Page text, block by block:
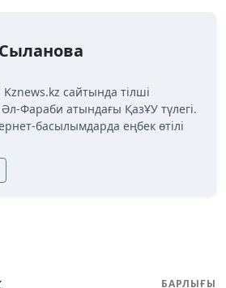
сайтында тілші
Фараби атындағы ҚазҰУ түлегі.
басылымдарда еңбек өтілі
БАРЛЫҒЫ